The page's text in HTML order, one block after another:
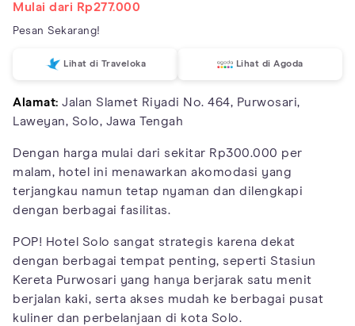
Mulai dari Rp277.000
Pesan Sekarang!
Lihat di Traveloka Lihat di Agoda
Alamat: Jalan Slamet Riyadi No. 464, Purwosari,
Laweyan, Solo, Jawa Tengah
Dengan harga mulai dari sekitar Rp300.000 per
malam, hotel ini menawarkan akomodasi yang
terjangkau namun tetap nyaman dan dilengkapi
dengan berbagai fasilitas.
POP! Hotel Solo sangat strategis karena dekat
dengan berbagai tempat penting, seperti Stasiun
Kereta Purwosari yang hanya berjarak satu menit
berjalan kaki, serta akses mudah ke berbagai pusat
kuliner dan perbelanjaan di kota Solo.